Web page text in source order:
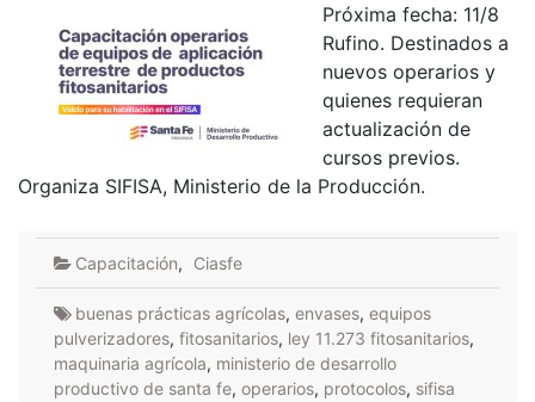
Próxima fecha: 11/8
Rufino. Destinados a
nuevos operarios y
quienes requieran
actualización de
cursos previos.
Organiza SIFISA, Ministerio de la Producción.
Capacitación, Ciasfe
buenas prácticas agrícolas, envases, equipos
pulverizadores, fitosanitarios, ley 11.273 fitosanitarios,
maquinaria agrícola, ministerio de desarrollo
productivo de santa fe, operarios, protocolos, sifisa